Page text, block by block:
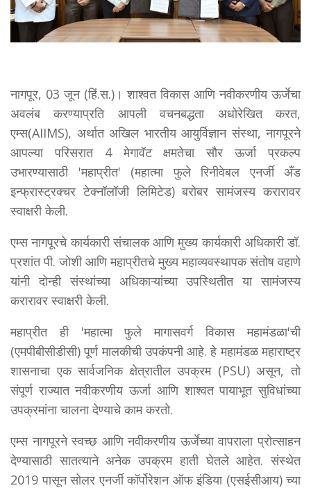
नागपूर, 03 जून (हिं.स.)। शाश्वत विकास आणि नवीकरणीय ऊर्जेचा
अवलंब करण्याप्रति आपली वचनबद्धता अधोरेखित करत,
एम्स(AIIMS), अर्थात अखिल भारतीय आयुर्विज्ञान संस्था, नागपूरने
आपल्या परिसरात 4 मेगावॅट क्षमतेचा सौर ऊर्जा प्रकल्प
उभारण्यासाठी 'महाप्रीत' (महात्मा फुले रिनीवेबल एनर्जी अँड
इन्फ्रास्ट्रक्चर टेक्नॉलॉजी लिमिटेड) बरोबर सामंजस्य करारावर
स्वाक्षरी केली.
एम्स नागपूरचे कार्यकारी संचालक आणि मुख्य कार्यकारी अधिकारी डॉ.
प्रशांत पी. जोशी आणि महाप्रीतचे मुख्य महाव्यवस्थापक संतोष वहाणे
यांनी दोन्ही संस्थांच्या अधिकाऱ्यांच्या उपस्थितीत या सामंजस्य
करारावर स्वाक्षरी केली.
महाप्रीत ही 'महात्मा फुले मागासवर्ग विकास महामंडळा'ची
(एमपीबीसीडीसी) पूर्ण मालकीची उपकंपनी आहे. हे महामंडळ महाराष्ट्र
शासनाचा एक सार्वजनिक क्षेत्रातील उपक्रम (PSU) असून, तो
संपूर्ण राज्यात नवीकरणीय ऊर्जा आणि शाश्वत पायाभूत सुविधांच्या
उपक्रमांना चालना देण्याचे काम करतो.
एम्स नागपूरने स्वच्छ आणि नवीकरणीय ऊर्जेच्या वापराला प्रोत्साहन
देण्यासाठी सातत्याने अनेक उपक्रम हाती घेतले आहेत. संस्थेत
2019 पासून सोलर एनर्जी कॉर्पोरेशन ऑफ इंडिया (एसईसीआय) च्या